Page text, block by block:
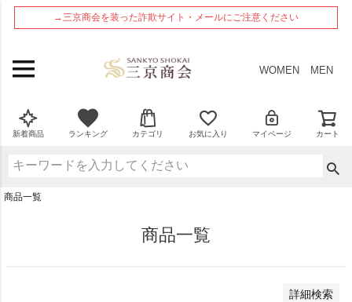
→三京商会を装った詐欺サイト・メールにご注意ください
WOMEN MEN
新着商品 ランキング カテゴリ お気に入り マイページ カート
商品一覧
商品一覧
詳細検索
在庫なし商品
在庫なし商品を表示しない
新着順
価格が安い順
ペー